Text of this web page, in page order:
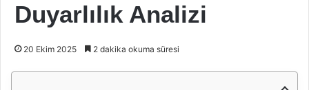
Duyarlılık Analizi
20 Ekim 2025 2 dakika okuma süresi